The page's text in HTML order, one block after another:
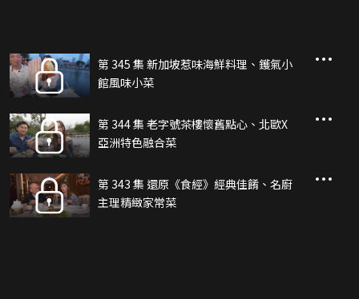
第 345 集 新加坡惹味海鮮料理、鑊氣小
館風味小菜
第 344 集 老字號茶樓懷舊點心、北歐X
亞洲特色融合菜
第 343 集 還原《食經》經典佳餚、名廚
主理精緻家常菜